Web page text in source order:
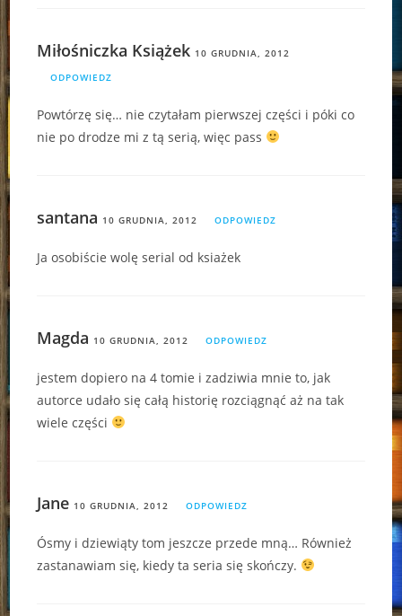
Miłośniczka Książek 10 GRUDNIA, 2012
ODPOWIEDZ
Powtórzę się… nie czytałam pierwszej części i póki co
nie po drodze mi z tą serią, więc pass
santana 10 GRUDNIA, 2012 ODPOWIEDZ
Ja osobiście wolę serial od ksiażek
Magda 10 GRUDNIA, 2012 ODPOWIEDZ
jestem dopiero na 4 tomie i zadziwia mnie to, jak
autorce udało się całą historię rozciągnąć aż na tak
wiele części
Jane 10 GRUDNIA, 2012 ODPOWIEDZ
Ósmy i dziewiąty tom jeszcze przede mną… Również
zastanawiam się, kiedy ta seria się skończy.